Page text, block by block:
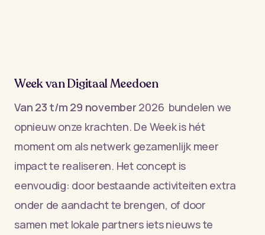
Week van Digitaal Meedoen
Van 23 t/m 29 november 2026 bundelen we
opnieuw onze krachten. De Week is hét
moment om als netwerk gezamenlijk meer
impact te realiseren. Het concept is
eenvoudig: door bestaande activiteiten extra
onder de aandacht te brengen, of door
samen met lokale partners iets nieuws te